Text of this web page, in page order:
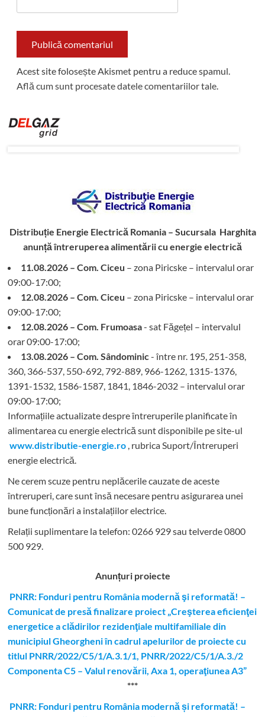
Acest site folosește Akismet pentru a reduce spamul.
Află cum sunt procesate datele comentariilor tale.
Distribuție Energie Electrică Romania – Sucursala Harghita
anunță întreruperea alimentării cu energie electrică
11.08.2026 – Com. Ciceu – zona Piricske – intervalul orar
09:00-17:00;
12.08.2026 – Com. Ciceu – zona Piricske – intervalul orar
09:00-17:00;
12.08.2026 – Com. Frumoasa- sat Făgețel – intervalul
orar 09:00-17:00;
13.08.2026 – Com. Sândominic- între nr. 195, 251-358,
360, 366-537, 550-692, 792-889, 966-1262, 1315-1376,
1391-1532, 1586-1587, 1841, 1846-2032 – intervalul orar
09:00-17:00;
Informațiile actualizate despre întreruperile planificate în
alimentarea cu energie electrică sunt disponibile pe site-ul
www.distributie-energie.ro , rubrica Suport/Întreruperi
energie electrică.
Ne cerem scuze pentru neplăcerile cauzate de aceste
întreruperi, care sunt însă necesare pentru asigurarea unei
bune funcționări a instalațiilor electrice.
Relații suplimentare la telefon: 0266 929 sau telverde 0800
500 929.
Anunțuri proiecte
PNRR: Fonduri pentru România modernă şi reformată! –
Comunicat de presă finalizare proiect „Creşterea eficienţei
energetice a clădirilor rezidenţiale multifamiliale din
municipiul Gheorgheni în cadrul apelurilor de proiecte cu
titlul PNRR/2022/C5/1/A.3.1/1, PNRR/2022/C5/1/A.3./2
Componenta C5 – Valul renovării, Axa 1, operaţiunea A3”
***
PNRR: Fonduri pentru România modernă și reformată! –